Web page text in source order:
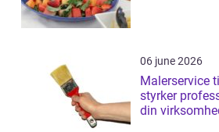
06 june 2026
Malerservice
styrker
din